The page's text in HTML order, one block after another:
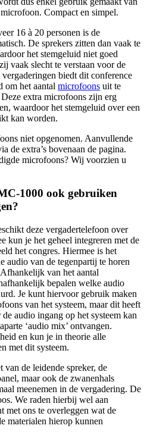
Compact en simpel.
16 à 20 personen is de
De sprekers zitten dan vaak te
het stemgeluid niet goed
vaak slecht te verstaan voor de
biedt dit conference
om het aantal microfoons uit te
extra microfoons zijn erg
waardoor het stemgeluid over een
kan worden.
niet opgenomen. Aanvullende
de extra’s bovenaan de pagina.
microfoons? Wij voorzien u
1000 ook gebruiken
deze vergadertelefoon over
kun je het geheel integreren met de
het congres. Hiermee is het
audio van de tegenpartij te horen
Afhankelijk van het aantal
bepalen welke audio
Je kunt hiervoor gebruik maken
van het systeem, maar dit heeft
audio ingang op het systeem kan
‘audio mix’ ontvangen.
en kun je in theorie alle
met dit systeem.
van de leidende spreker, de
maar ook de zwanenhals
meenemen in de vergadering. De
We raden hierbij wel aan
met ons te overleggen wat de
materialen hierop kunnen